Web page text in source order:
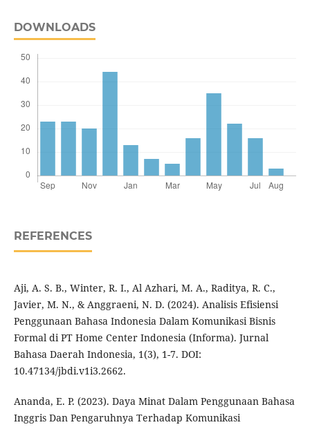
DOWNLOADS
REFERENCES
Aji, A. S. B., Winter, R. I., Al Azhari, M. A., Raditya, R. C.,
Javier, M. N., & Anggraeni, N. D. (2024). Analisis Efisiensi
Penggunaan Bahasa Indonesia Dalam Komunikasi Bisnis
Formal di PT Home Center Indonesia (Informa). Jurnal
Bahasa Daerah Indonesia, 1(3), 1-7. DOI:
10.47134/jbdi.v1i3.2662.
Ananda, E. P. (2023). Daya Minat Dalam Penggunaan Bahasa
Inggris Dan Pengaruhnya Terhadap Komunikasi